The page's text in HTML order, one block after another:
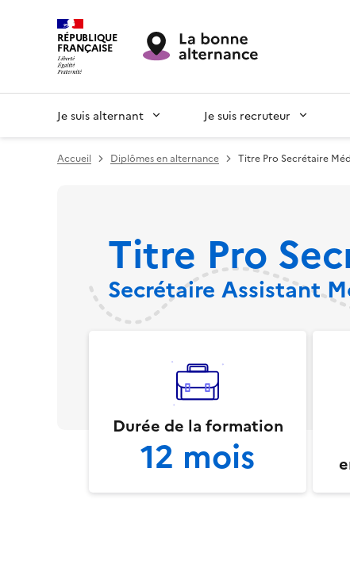
RÉPUBLIQUE
FRANÇAISE
Je suis alternant Je suis recruteur
Accueil Diplômes en alternance Titre Pro Secrétaire
Titre Pro
Secrétaire Assistant
Durée de la formation
12 mois